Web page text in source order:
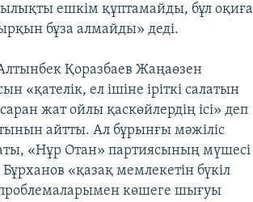
ешкім құптамайды, бұл оқиға
бұза алмайды» деді.
Қоразбаев Жаңаөзен
«қателік, ел ішіне іріткі салатын
жат ойлы қаскөйлердің ісі» деп
айтты. Ал бұрынғы мәжіліс
«Нұр Отан» партиясының мүшесі
«қазақ мемлекетін бүкіл
проблемаларымен көшеге шығуы